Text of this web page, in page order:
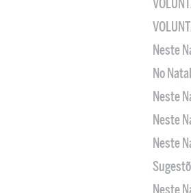
Neste
No
Neste
Neste
Neste